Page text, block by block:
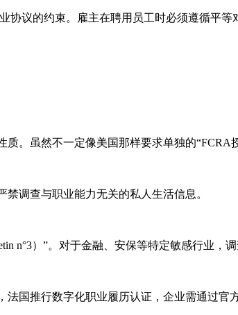
协议的约束。雇主在聘用员工时必须遵循平
。虽然不一定像美国那样要求单独的“FCRA
调查与职业能力无关的私人生活信息。
n°3）”。对于金融、安保等特定敏感行业，
国推行数字化职业履历认证，企业需通过官